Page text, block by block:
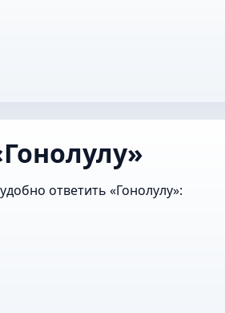
ответить «Гонолулу»: